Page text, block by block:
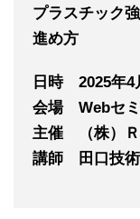
プラスチック
進め方
日時 2025年4
会場 Webセ
主催 （株）Ｒ
講師 田口技